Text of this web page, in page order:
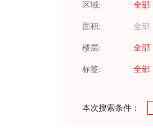
区域: 全部
面积: 全部
楼层: 全部
标签: 全部
本次搜索条件：